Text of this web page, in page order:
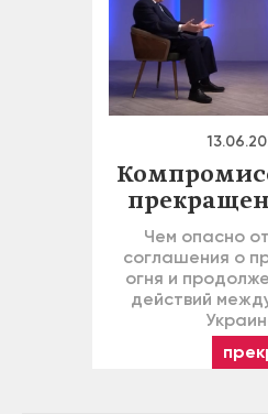
Чем опасно
соглашения о
огня и
действий